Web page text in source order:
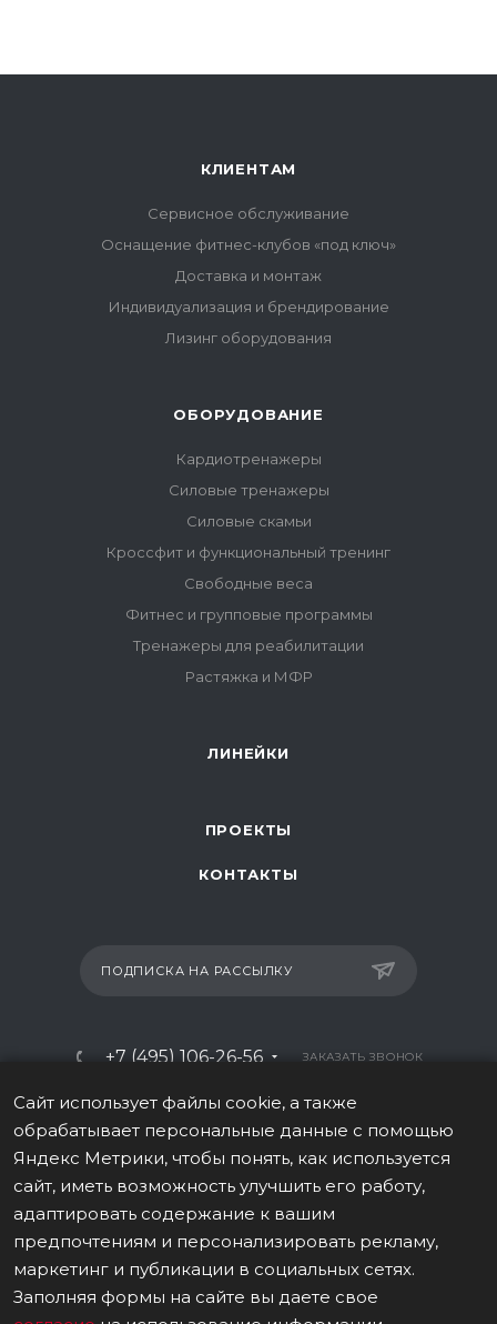
КЛИЕНТАМ
Сервисное обслуживание
Оснащение фитнес-клубов «под ключ»
Доставка и монтаж
Индивидуализация и брендирование
Лизинг оборудования
ОБОРУДОВАНИЕ
Кардиотренажеры
Силовые тренажеры
Силовые скамьи
Кроссфит и функциональный тренинг
Свободные веса
Фитнес и групповые программы
Тренажеры для реабилитации
Растяжка и МФР
ЛИНЕЙКИ
ПРОЕКТЫ
КОНТАКТЫ
ПОДПИСКА НА РАССЫЛКУ
+7 (495) 106-26-56 ЗАКАЗАТЬ ЗВОНОК
info@italy-sport.ru
Москва, ул. Мосфильмовская 42с1
ПОЛИТИКА В ОТНОШЕНИИ ОБРАБОТКИ ПЕРСОНАЛЬНЫХ ДАННЫХ
Сайт использует файлы cookie, а также
обрабатывает персональные данные с помощью
Яндекс Метрики, чтобы понять, как используется
сайт, иметь возможность улучшить его работу,
адаптировать содержание к вашим
предпочтениям и персонализировать рекламу,
маркетинг и публикации в социальных сетях.
Заполняя формы на сайте вы даете свое